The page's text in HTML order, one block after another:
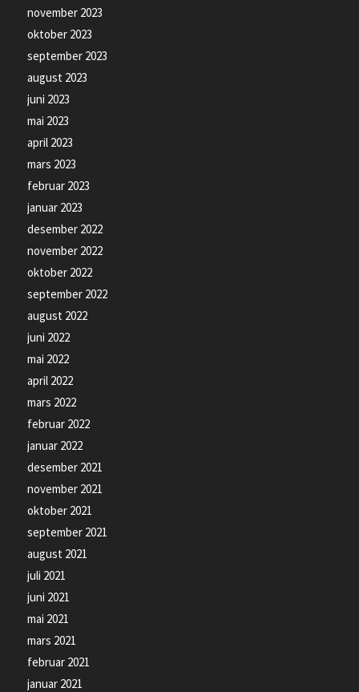
november 2023
oktober 2023
september 2023
august 2023
juni 2023
mai 2023
april 2023
mars 2023
februar 2023
januar 2023
desember 2022
november 2022
oktober 2022
september 2022
august 2022
juni 2022
mai 2022
april 2022
mars 2022
februar 2022
januar 2022
desember 2021
november 2021
oktober 2021
september 2021
august 2021
juli 2021
juni 2021
mai 2021
mars 2021
februar 2021
januar 2021